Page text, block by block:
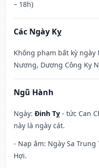
– 18h)
Các Ngày Kỵ
Không phạm bất kỳ ngày
Nương, Dương Công Kỵ
Ngũ Hành
Ngày: Đinh Tỵ - tức Can
này là ngày cát.
- Nạp âm: Ngày Sa Trung
Hợi.